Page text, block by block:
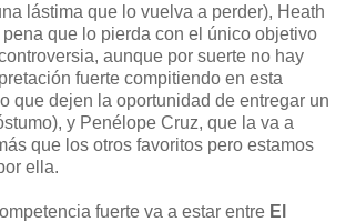
lástima que lo vuelva a perder), Heath
pena que lo pierda con el único objetivo
aunque por suerte no hay
fuerte compitiendo en esta
que dejen la oportunidad de entregar un
y Penélope Cruz, que la va a
que los otros favoritos pero estamos
ella.
fuerte va a estar entre El